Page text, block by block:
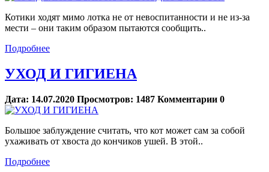
Котики ходят мимо лотка не от невоспитанности и не из-за
мести – они таким образом пытаются сообщить..
Подробнее
УХОД И ГИГИЕНА
Дата: 14.07.2020 Просмотров: 1487 Комментарии 0
Большое заблуждение считать, что кот может сам за собой
ухаживать от хвоста до кончиков ушей. В этой..
Подробнее